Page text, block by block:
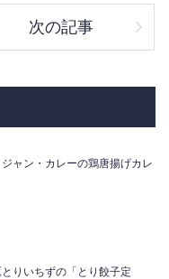
次の記事
ジャン・カレーの鶏唐揚げカレ
とりいちずの「とり餃子定